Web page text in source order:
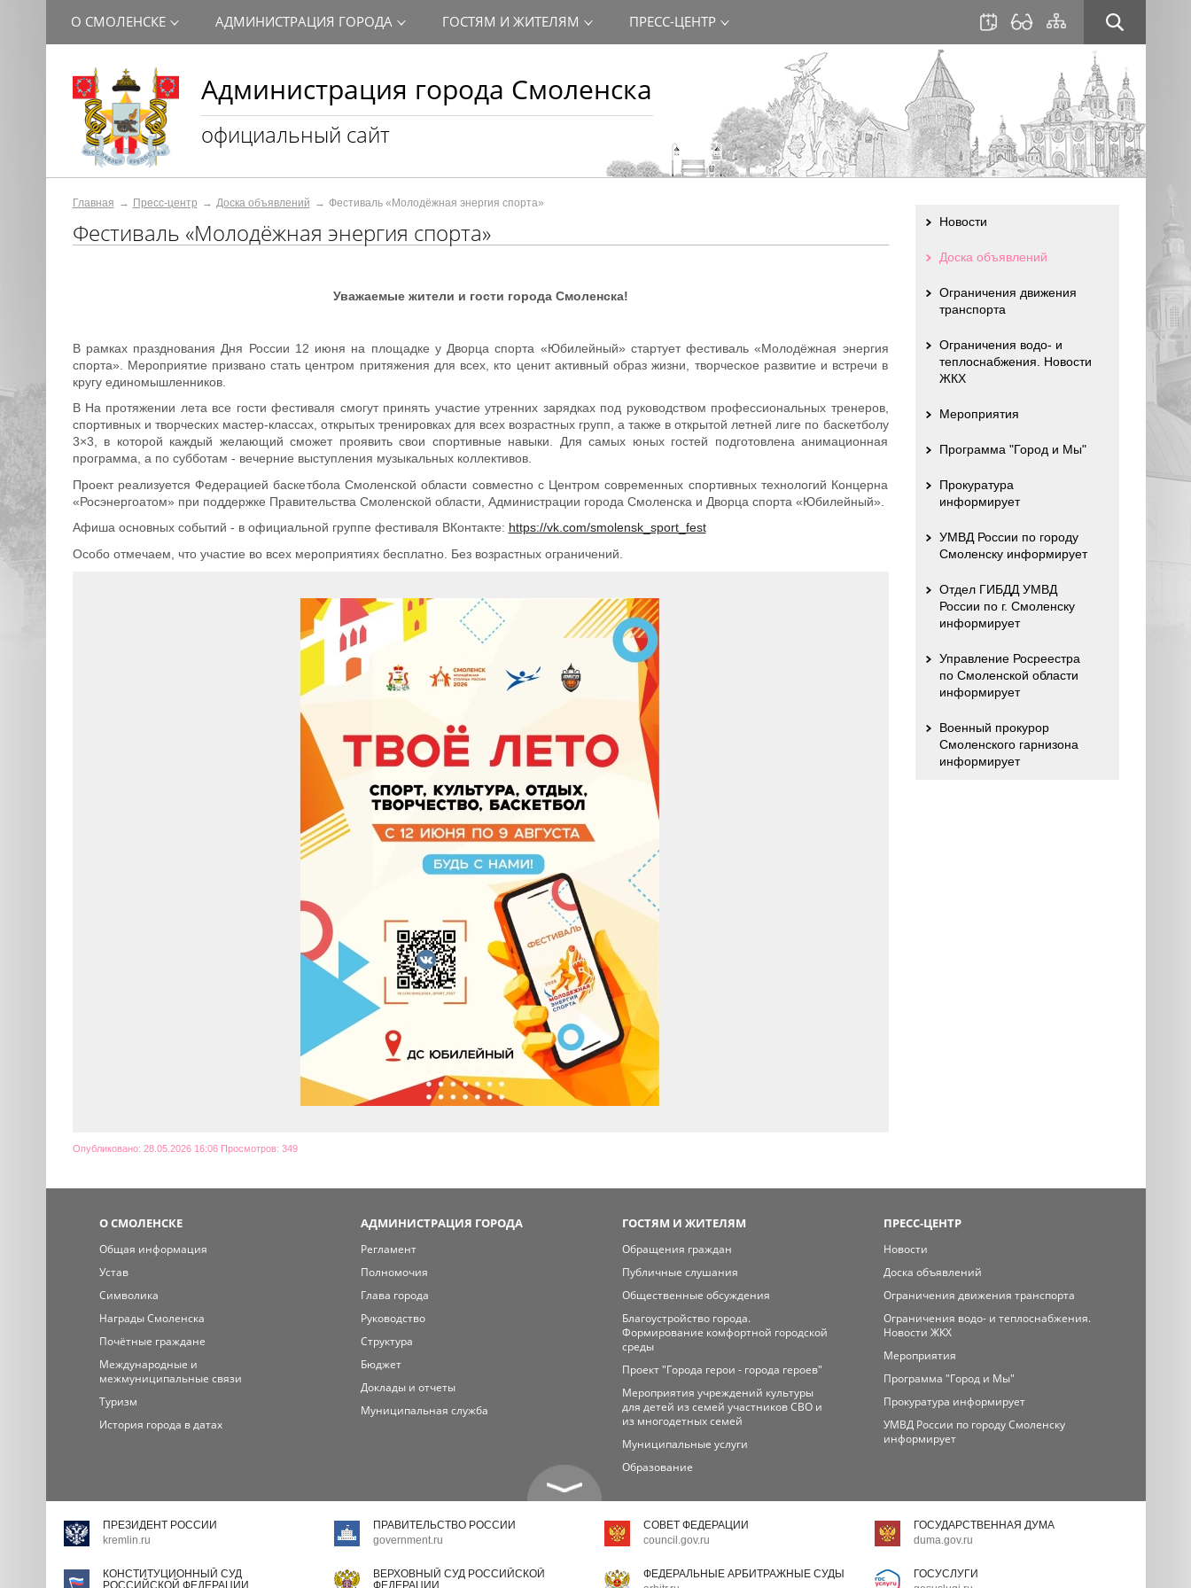
Администрация города Смоленска
официальный сайт
О СМОЛЕНСКЕ АДМИНИСТРАЦИЯ ГОРОДА ГОСТЯМ И ЖИТЕЛЯМ ПРЕСС-ЦЕНТР
Главная Пресс-центр Доска объявлений Фестиваль «Молодёжная энергия спорта»
Фестиваль «Молодёжная энергия спорта»
Уважаемые жители и гости города Смоленска!
В рамках празднования Дня России 12 июня на площадке у Дворца спорта «Юбилейный» стартует фестиваль «Молодёжная энергия
спорта». Мероприятие призвано стать центром притяжения для всех, кто ценит активный образ жизни, творческое развитие и встречи в
кругу единомышленников.
B На протяжении лета все гости фестиваля смогут принять участие утренних зарядках под руководством профессиональных тренеров,
спортивных и творческих мастер-классах, открытых тренировках для всех возрастных групп, а также в открытой летней лиге по баскетболу
3×3, в которой каждый желающий сможет проявить свои спортивные навыки. Для самых юных гостей подготовлена анимационная
программа, а по субботам - вечерние выступления музыкальных коллективов.
Проект реализуется Федерацией баскетбола Смоленской области совместно с Центром современных спортивных технологий Концерна
«Росэнергоатом» при поддержке Правительства Смоленской области, Администрации города Смоленска и Дворца спорта «Юбилейный».
Афиша основных событий - в официальной группе фестиваля ВКонтакте: https://vk.com/smolensk_sport_fest
Особо отмечаем, что участие во всех мероприятиях бесплатно. Без возрастных ограничений.
Опубликовано: 28.05.2026 16:06 Просмотров: 349
Новости
Доска объявлений
Ограничения движения
транспорта
Ограничения водо- и
теплоснабжения. Новости
ЖКХ
Мероприятия
Программа "Город и Мы"
Прокуратура
информирует
УМВД России по городу
Смоленску информирует
Отдел ГИБДД УМВД
России по г. Смоленску
информирует
Управление Росреестра
по Смоленской области
информирует
Военный прокурор
Смоленского гарнизона
информирует
О СМОЛЕНСКЕ
Общая информация
Устав
Символика
Награды Смоленска
Почётные граждане
Международные и
межмуниципальные связи
Туризм
История города в датах
АДМИНИСТРАЦИЯ ГОРОДА
Регламент
Полномочия
Глава города
Руководство
Структура
Бюджет
Доклады и отчеты
Муниципальная служба
ГОСТЯМ И ЖИТЕЛЯМ
Обращения граждан
Публичные слушания
Общественные обсуждения
Благоустройство города.
Формирование комфортной городской
среды
Проект "Города герои - города героев"
Мероприятия учреждений культуры
для детей из семей участников СВО и
из многодетных семей
Муниципальные услуги
Образование
ПРЕСС-ЦЕНТР
Новости
Доска объявлений
Ограничения движения транспорта
Ограничения водо- и теплоснабжения.
Новости ЖКХ
Мероприятия
Программа "Город и Мы"
Прокуратура информирует
УМВД России по городу Смоленску
информирует
ПРЕЗИДЕНТ РОССИИ
kremlin.ru
ПРАВИТЕЛЬСТВО РОССИИ
government.ru
СОВЕТ ФЕДЕРАЦИИ
council.gov.ru
ГОСУДАРСТВЕННАЯ ДУМА
duma.gov.ru
КОНСТИТУЦИОННЫЙ СУД
РОССИЙСКОЙ ФЕДЕРАЦИИ
ВЕРХОВНЫЙ СУД РОССИЙСКОЙ
ФЕДЕРАЦИИ
ФЕДЕРАЛЬНЫЕ АРБИТРАЖНЫЕ СУДЫ
ГОСУСЛУГИ